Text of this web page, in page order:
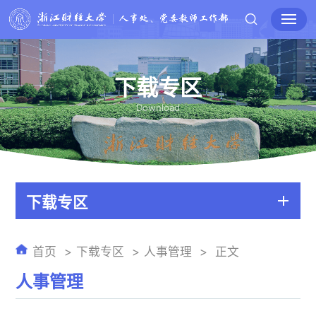
下载专区
Download
下载专区
人事管理
首页 下载专区 人事管理 正文